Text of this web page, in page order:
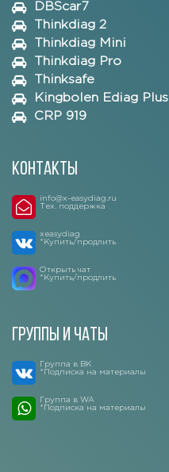
DBScar7
Thinkdiag 2
Thinkdiag Mini
Thinkdiag Pro
Thinksafe
Kingbolen Ediag Plus
CRP 919
Контакты
info@x-easydiag.ru
Тех. поддержка
xeasydiag
*Купить/продлить
Открыть чат
*Купить/продлить
Группы и чаты
Группа в ВК
*Подписка на материалы
Группа в WA
*Подписка на материалы